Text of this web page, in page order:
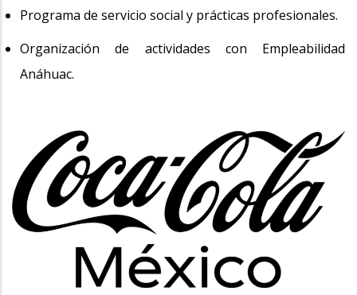
Programa de servicio social y prácticas profesionales.
Organización de actividades con Empleabilidad
Anáhuac.